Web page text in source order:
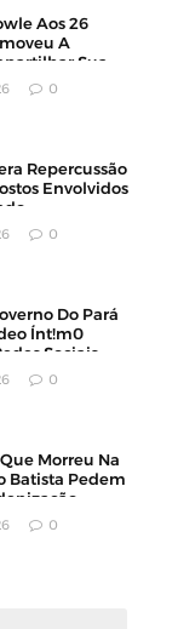
Aos 26
A
Sua
0
Repercussão
Envolvidos
0
Do Pará
Ínt!m0
Sociais
0
Morreu Na
Batista Pedem
0